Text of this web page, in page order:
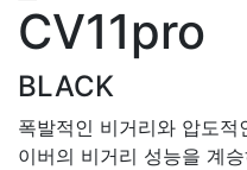
CV11pro
BLACK
폭발적인 비거리와 압도
이버의 비거리 성능을 계